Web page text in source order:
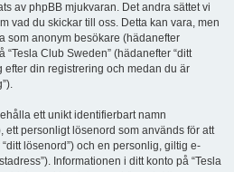
av phpBB mjukvaran. Det andra sättet vi
vad du skickar till oss. Detta kan vara, men
som anonym besökare (hädanefter
“Tesla Club Sweden” (hädanefter “ditt
efter din registrering och medan du är
ett unikt identifierbart namn
ett personligt lösenord som används för att
lösenord”) och en personlig, giltig e-
Informationen i ditt konto på “Tesla